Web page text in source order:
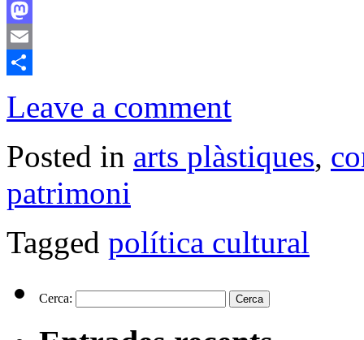
Facebook
Mastodon
Email
Leave a comment
Posted in arts plàstiques,
patrimoni
Tagged política cultural
Cerca: